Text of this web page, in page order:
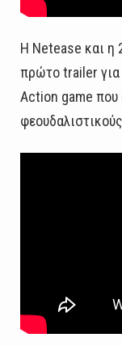
Η Netease και η
πρώτο trailer
Action game που